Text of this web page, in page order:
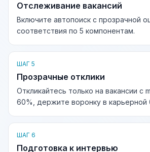
Отслеживание вакансий
Включите автопоиск с прозрачной
соответствия по 5 компонентам.
ШАГ 5
Прозрачные отклики
Откликайтесь только на вакансии с
60%, держите воронку в карьерной
ШАГ 6
Подготовка к интервью